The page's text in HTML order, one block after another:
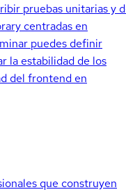
pruebas unitarias y
centradas en
puedes definir
la estabilidad de los
del frontend en
que construyen